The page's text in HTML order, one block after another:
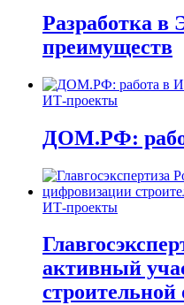
Разработка в
преимуществ
ИТ-проекты
ДОМ.РФ:
ИТ-проекты
активный